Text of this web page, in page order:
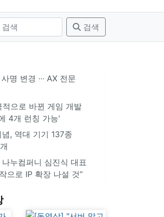
검색
명 변경 ∙∙∙ AX 전문
으로 바뀐 게임 개발
4개 런칭 가능'
, 역대 기기 137종
누컴퍼니 심진식 대표
으로 IP 확장 나설 것”